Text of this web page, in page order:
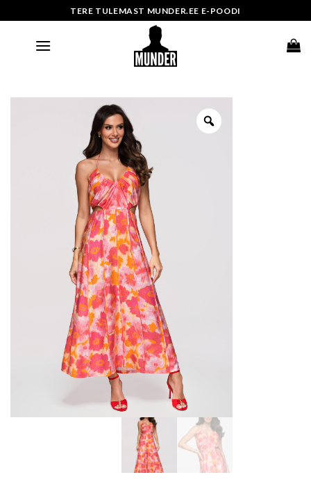
to
TERE TULEMAST MUNDER.EE E-POODI